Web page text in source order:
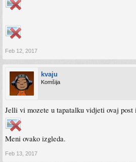
Feb 12, 2017
kvaju
Komšija
Jelli vi mozete u tapatalku vidjeti ovaj post
Meni ovako izgleda.
Feb 13, 2017